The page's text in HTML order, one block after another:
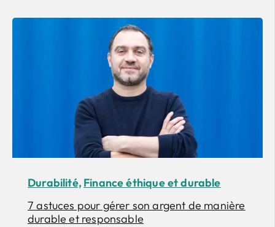
Durabilité, Finance éthique et durable
7 astuces pour gérer son argent de manière
durable et responsable